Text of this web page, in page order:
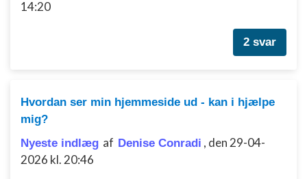
14:20
2 svar
Hvordan ser min hjemmeside ud - kan i hjælpe
mig?
Nyeste indlæg af Denise Conradi , den 29-04-
2026 kl. 20:46
annoncering
Måle indholdseffektivitet
Forstå målgrupper gennem statistikker eller
kombinationer af oplysninger fra forskellige